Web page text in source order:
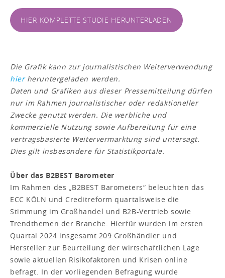
HIER KOMPLETTE STUDIE HERUNTERLADEN
Die Grafik kann zur journalistischen Weiterverwendung
hierheruntergeladen werden.
Daten und Grafiken aus dieser Pressemitteilung dürfen
nur im Rahmen journalistischer oder redaktioneller
Zwecke genutzt werden. Die werbliche und
kommerzielle Nutzung sowie Aufbereitung für eine
vertragsbasierte Weitervermarktung sind untersagt.
Dies gilt insbesondere für Statistikportale.
Über das B2BEST Barometer
Im Rahmen des „B2BEST Barometers“ beleuchten das
ECC KÖLN und Creditreform quartalsweise die
Stimmung im Großhandel und B2B-Vertrieb sowie
Trendthemen der Branche. Hierfür wurden im ersten
Quartal 2024 insgesamt 209 Großhändler und
Hersteller zur Beurteilung der wirtschaftlichen Lage
sowie aktuellen Risikofaktoren und Krisen online
befragt. In der vorliegenden Befragung wurde